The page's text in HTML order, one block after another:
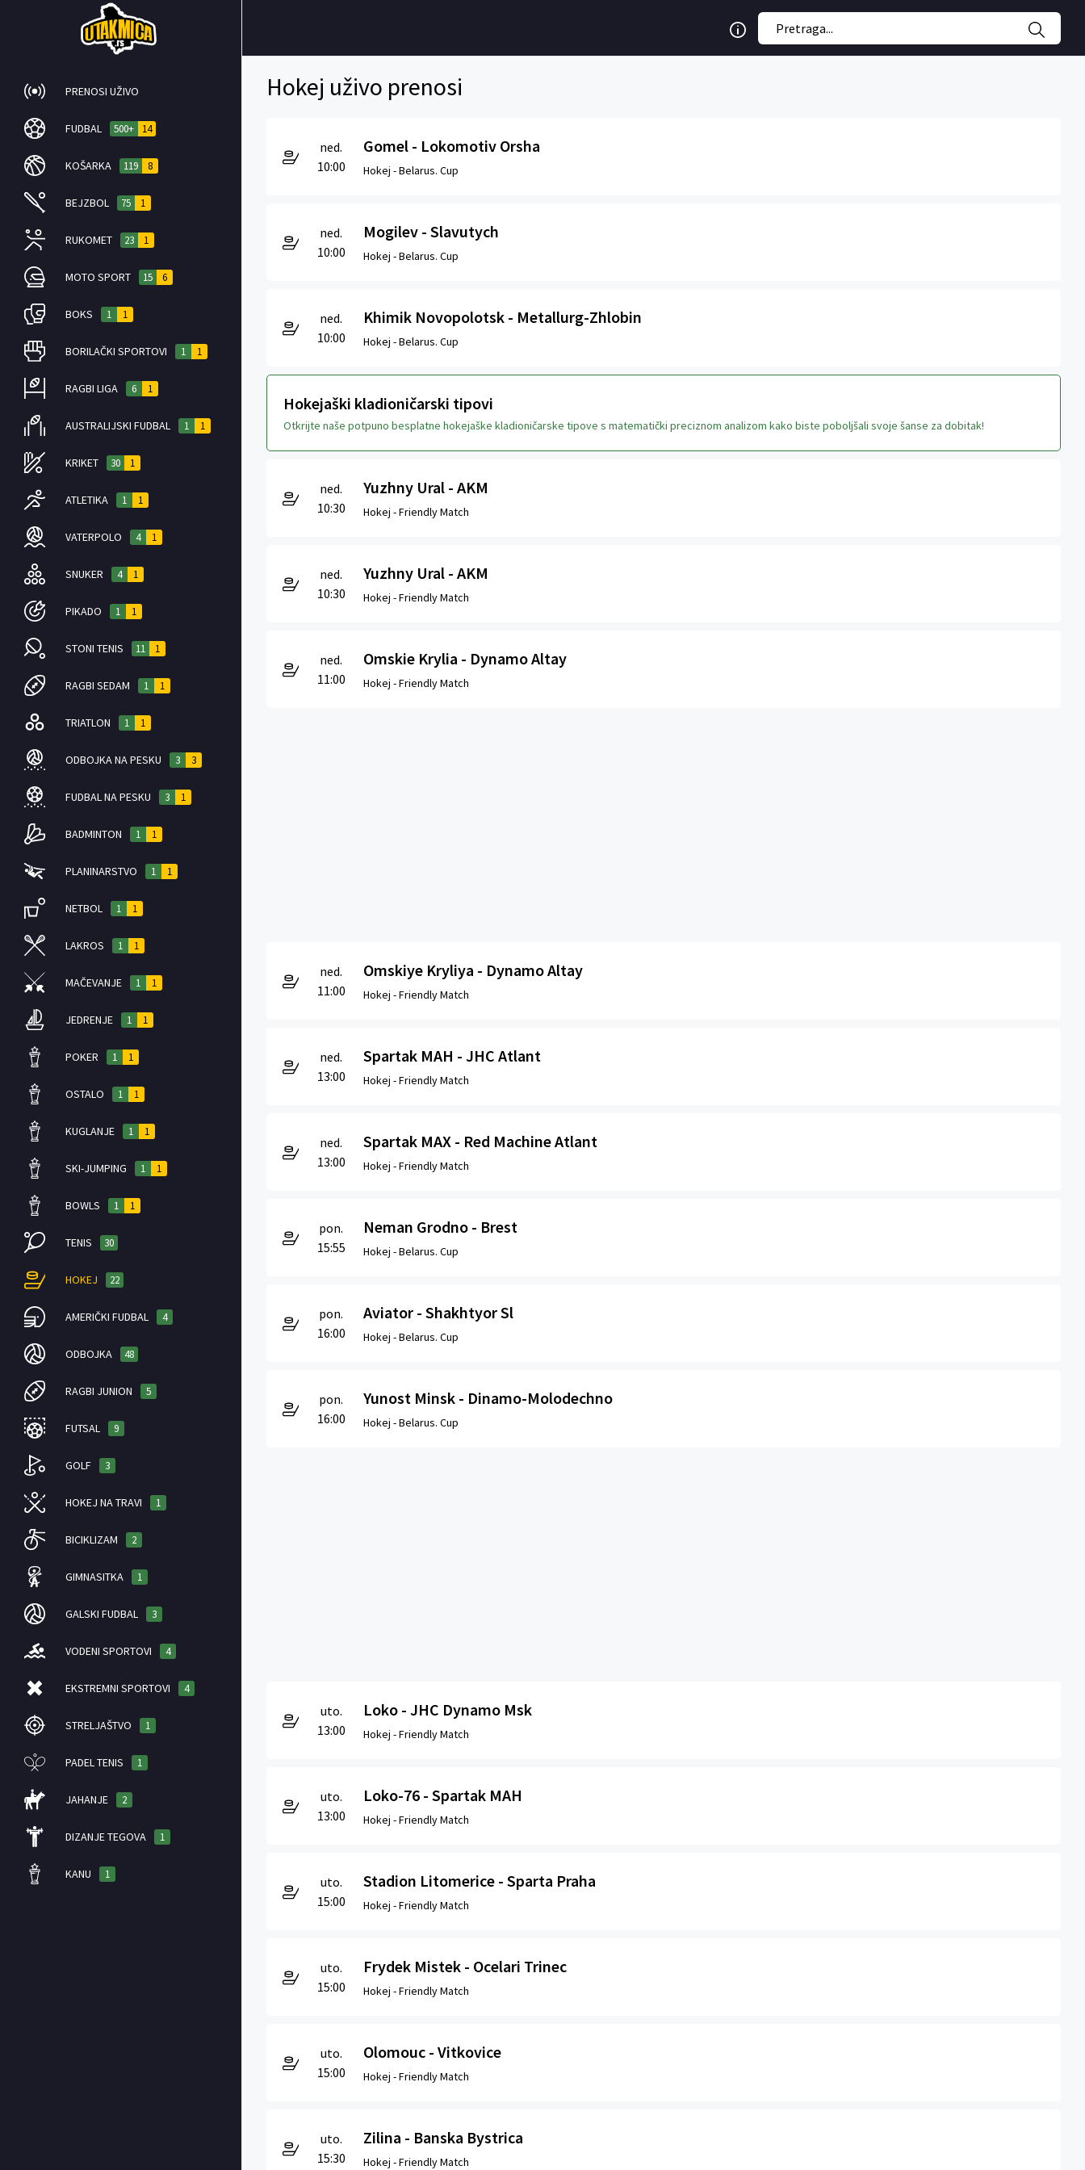
PRENOSI UŽIVO
FUDBAL 500+ 14
KOŠARKA 119 8
BEJZBOL 75 1
RUKOMET 23 1
MOTO SPORT 15 6
BOKS 1 1
BORILAČKI SPORTOVI 1 1
RAGBI LIGA 6 1
AUSTRALIJSKI FUDBAL 1 1
KRIKET 30 1
ATLETIKA 1 1
VATERPOLO 4 1
SNUKER 4 1
PIKADO 1 1
STONI TENIS 11 1
RAGBI SEDAM 1 1
TRIATLON 1 1
ODBOJKA NA PESKU 3 3
FUDBAL NA PESKU 3 1
BADMINTON 1 1
PLANINARSTVO 1 1
NETBOL 1 1
LAKROS 1 1
MAČEVANJE 1 1
JEDRENJE 1 1
POKER 1 1
OSTALO 1 1
KUGLANJE 1 1
SKI-JUMPING 1 1
BOWLS 1 1
TENIS 30
HOKEJ 22
AMERIČKI FUDBAL 4
ODBOJKA 48
RAGBI JUNION 5
FUTSAL 9
GOLF 3
HOKEJ NA TRAVI 1
BICIKLIZAM 2
GIMNASITKA 1
GALSKI FUDBAL 3
VODENI SPORTOVI 4
EKSTREMNI SPORTOVI 4
STRELJAŠTVO 1
PADEL TENIS 1
JAHANJE 2
DIZANJE TEGOVA 1
KANU 1
Hokej uživo prenosi
ned.
10:00
Gomel - Lokomotiv Orsha
Hokej -Belarus. Cup
ned.
10:00
Mogilev - Slavutych
Hokej -Belarus. Cup
ned.
10:00
Khimik Novopolotsk - Metallurg-Zhlobin
Hokej -Belarus. Cup
Hokejaški kladioničarski tipovi
Otkrijte naše potpuno besplatne hokejaške kladioničarske tipove s matematički preciznom analizom kako biste poboljšali svoje šanse za dobitak!
ned.
10:30
Yuzhny Ural - AKM
Hokej -Friendly Match
ned.
10:30
Yuzhny Ural - AKM
Hokej -Friendly Match
ned.
11:00
Omskie Krylia - Dynamo Altay
Hokej -Friendly Match
ned.
11:00
Omskiye Kryliya - Dynamo Altay
Hokej -Friendly Match
ned.
13:00
Spartak MAH - JHC Atlant
Hokej -Friendly Match
ned.
13:00
Spartak МAХ - Red Machine Atlant
Hokej -Friendly Match
pon.
15:55
Neman Grodno - Brest
Hokej -Belarus. Cup
pon.
16:00
Aviator - Shakhtyor Sl
Hokej -Belarus. Cup
pon.
16:00
Yunost Minsk - Dinamo-Molodechno
Hokej -Belarus. Cup
uto.
13:00
Loko - JHC Dynamo Msk
Hokej -Friendly Match
uto.
13:00
Loko-76 - Spartak MAH
Hokej -Friendly Match
uto.
15:00
Stadion Litomerice - Sparta Praha
Hokej -Friendly Match
uto.
15:00
Frydek Mistek - Ocelari Trinec
Hokej -Friendly Match
uto.
15:00
Olomouc - Vitkovice
Hokej -Friendly Match
uto.
15:30
Zilina - Banska Bystrica
Hokej -Friendly Match